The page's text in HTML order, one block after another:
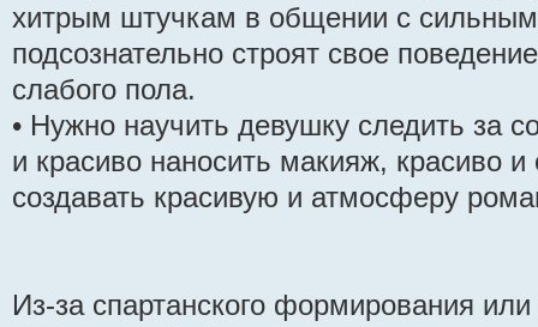
хитрым штучкам в общении с
подсознательно строят свое
слабого пола.
• Нужно научить девушку следить за
и красиво наносить макияж, красиво и
создавать красивую и атмосферу
Из-за спартанского формирования